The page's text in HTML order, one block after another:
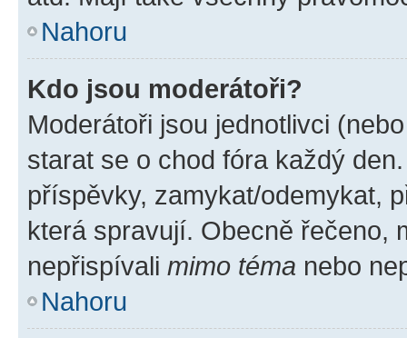
Nahoru
Kdo jsou moderátoři?
Moderátoři jsou jednotlivci
starat se o chod fóra každý
příspěvky, zamykat/odemykat,
která spravují. Obecně řečeno,
nepřispívali mimo téma nebo
Nahoru